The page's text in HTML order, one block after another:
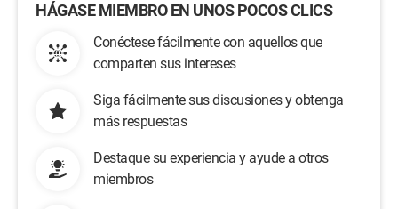
HÁGASE MIEMBRO EN UNOS POCOS CLICS
Conéctese fácilmente con aquellos que
comparten sus intereses
Siga fácilmente sus discusiones y obtenga
más respuestas
Destaque su experiencia y ayude a otros
miembros